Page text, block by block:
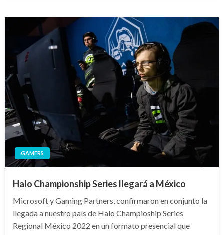
GAMERS
Halo Championship Series llegará a México
Microsoft y Gaming Partners, confirmaron en conjunto la
llegada a nuestro país de Halo Champioship Series
Regional México 2022 en un formato presencial que